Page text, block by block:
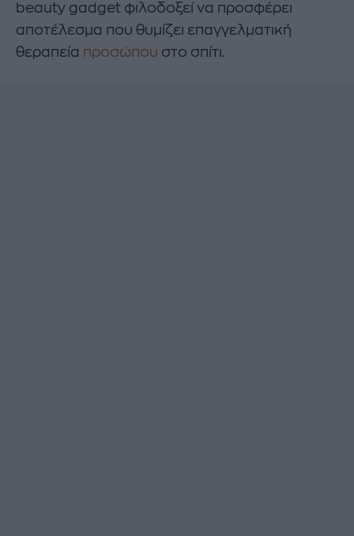
beauty gadget φιλοδοξεί να προσφέρει
αποτέλεσμα που θυμίζει επαγγελματική
θεραπεία προσώπου στο σπίτι.